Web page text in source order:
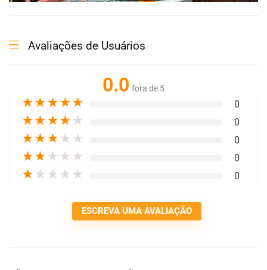
Avaliações de Usuários
0.0 fora de 5
★★★★★ 0
★★★★ ★ 0
★★★ ★ ★ 0
★★ ★ ★ ★ 0
★ ★ ★ ★ ★ 0
ESCREVA UMA AVALIAÇÃO